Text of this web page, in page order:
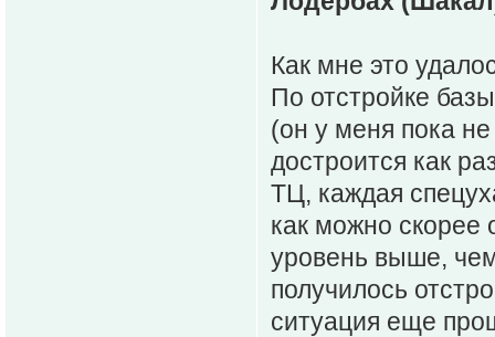
Как мне это
По отстройке
(он у меня пока
достроится как
ТЦ, каждая
как можно
уровень выше,
получилось
ситуация еще